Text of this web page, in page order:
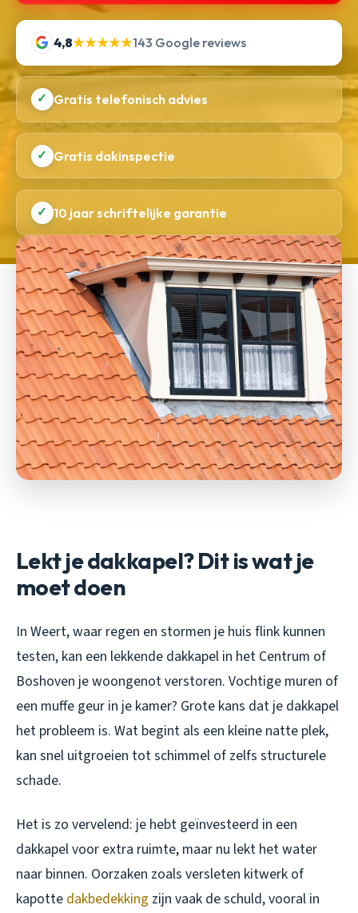
4,8★★★★★143 Google reviews
✓ Gratis telefonisch advies
✓ Gratis dakinspectie
✓ 10 jaar schriftelijke garantie
Lekt je dakkapel? Dit is wat je
moet doen
In Weert, waar regen en stormen je huis flink kunnen
testen, kan een lekkende dakkapel in het Centrum of
Boshoven je woongenot verstoren. Vochtige muren of
een muffe geur in je kamer? Grote kans dat je dakkapel
het probleem is. Wat begint als een kleine natte plek,
kan snel uitgroeien tot schimmel of zelfs structurele
schade.
Het is zo vervelend: je hebt geïnvesteerd in een
dakkapel voor extra ruimte, maar nu lekt het water
naar binnen. Oorzaken zoals versleten kitwerk of
kapotte dakbedekking zijn vaak de schuld, vooral in